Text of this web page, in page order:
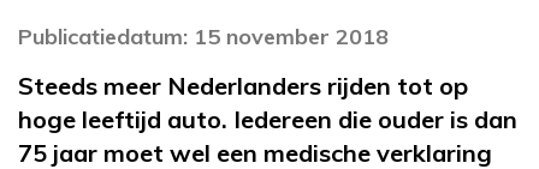
Publicatiedatum: 15 november 2018
Steeds meer Nederlanders rijden tot op
hoge leeftijd auto. Iedereen die ouder is dan
75 jaar moet wel een medische verklaring